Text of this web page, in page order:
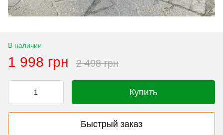
В наличии
1 998 грн 2 498 грн
Купить
Быстрый заказ